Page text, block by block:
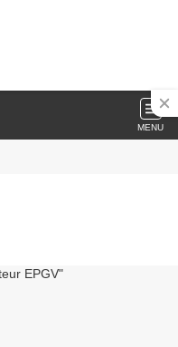
MENU